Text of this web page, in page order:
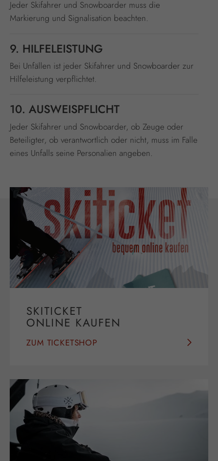
Jeder Skifahrer und Snowboarder muss die
Markierung und Signalisation beachten.
9. HILFELEISTUNG
Bei Unfällen ist jeder Skifahrer und Snowboarder zur
Hilfeleistung verpflichtet.
10. AUSWEISPFLICHT
Jeder Skifahrer und Snowboarder, ob Zeuge oder
Beteiligter, ob verantwortlich oder nicht, muss im Falle
eines Unfalls seine Personalien angeben.
SKITICKET
ONLINE KAUFEN
ZUM TICKETSHOP